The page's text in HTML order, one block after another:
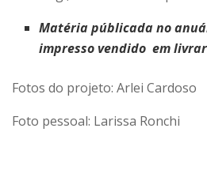
Matéria públicada no
impresso vendido em
Fotos do projeto: Arlei Cardoso
Foto pessoal: Larissa Ronchi